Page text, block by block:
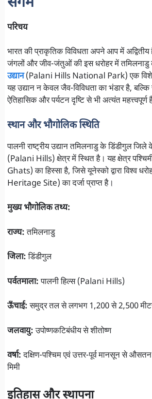
परिचय
भारत की प्राकृतिक विविधता अपने आप में अद्वितीय
जंगलों और जीव-जंतुओं की इस धरोहर में तमिलनाडु
उद्यान(Palani Hills National Park) एक
यह उद्यान न केवल जैव-विविधता का भंडार है,
ऐतिहासिक और पर्यटन दृष्टि से भी अत्यंत महत्त्वपूर्ण
स्थान और भौगोलिक स्थिति
पालनी राष्ट्रीय उद्यान तमिलनाडु के डिंडीगुल जिले
(Palani Hills) क्षेत्र में स्थित है। यह क्षेत्र
Ghats) का हिस्सा है, जिसे यूनेस्को द्वारा विश्व
Heritage Site) का दर्जा प्राप्त है।
मुख्य भौगोलिक तथ्य:
राज्य:तमिलनाडु
जिला:डिंडीगुल
पर्वतमाला:पालनी हिल्स (Palani Hills)
ऊँचाई:समुद्र तल से लगभग 1,200 से 2,500
जलवायु:उपोष्णकटिबंधीय से शीतोष्ण
वर्षा:दक्षिण-पश्चिम एवं उत्तर-पूर्व मानसून से
मिमी
इतिहास और स्थापना